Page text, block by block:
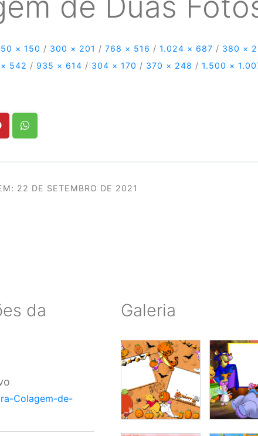
× 150 / 300 × 201 / 768 × 516 / 1.024 × 687 / 380 ×
542 / 935 × 614 / 304 × 170 / 370 × 248 / 1.500 ×
22 DE SETEMBRO DE 2021
da
Colagem-de-
Galeria